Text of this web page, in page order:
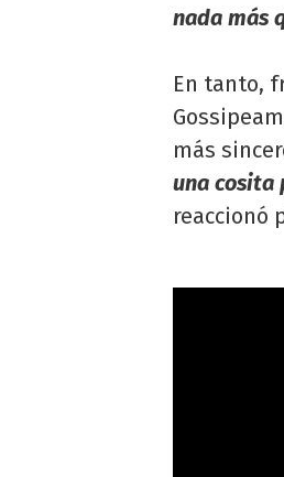
nada más
En tanto,
más
una cosita
reaccionó